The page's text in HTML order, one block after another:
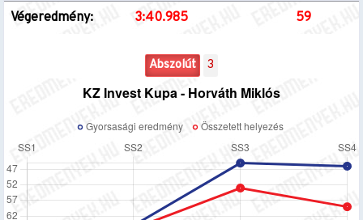
Végeredmény: 3:40.985 59
Abszolút 3